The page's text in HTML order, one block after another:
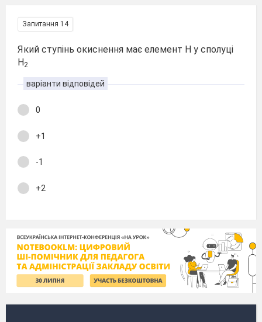
Запитання 14
Який ступінь окиснення має елемент Н у сполуці
Н2
варіанти відповідей
0
+1
-1
+2